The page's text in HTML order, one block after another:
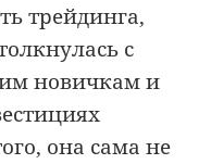
трейдинга,
с
новичкам и
она сама не